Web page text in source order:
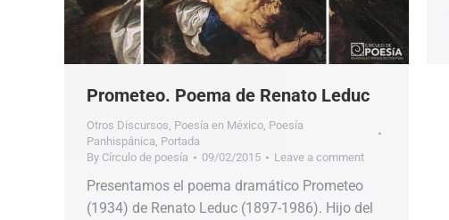
Prometeo. Poema de Renato Leduc
Otros Discursos Poesía en México Poesía
Panhispánica Portada
By Círculo de poesía 09/02/2015 Leave a comment
Presentamos el poema dramático Prometeo
(1934) de Renato Leduc (1897-1986). Hijo del